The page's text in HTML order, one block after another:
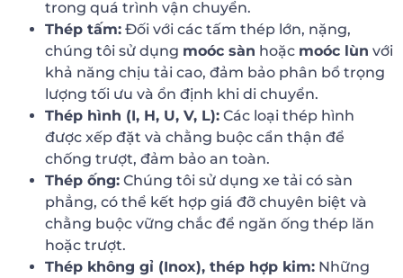
trong quá trình vận chuyển.
Thép tấm: Đối với các tấm thép lớn, nặng,
chúng tôi sử dụng moóc sàn hoặc moóc lùn với
khả năng chịu tải cao, đảm bảo phân bổ trọng
lượng tối ưu và ổn định khi di chuyển.
Thép hình (I, H, U, V, L): Các loại thép hình
được xếp đặt và chằng buộc cẩn thận để
chống trượt, đảm bảo an toàn.
Thép ống: Chúng tôi sử dụng xe tải có sàn
phẳng, có thể kết hợp giá đỡ chuyên biệt và
chằng buộc vững chắc để ngăn ống thép lăn
hoặc trượt.
Thép không gỉ (Inox), thép hợp kim: Những